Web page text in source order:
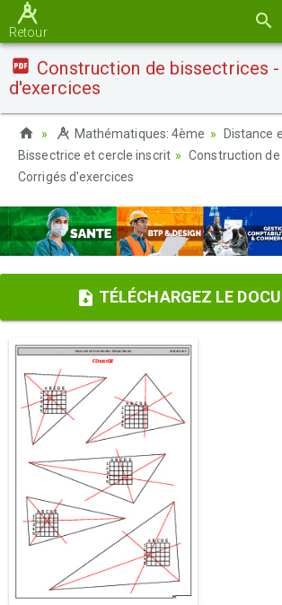
Retour
Construction de bissectrices
d'exercices
Mathématiques: 4ème
Distance
Bissectrice et cercle inscrit
Construction
Corrigés d'exercices
TÉLÉCHARGEZ LE